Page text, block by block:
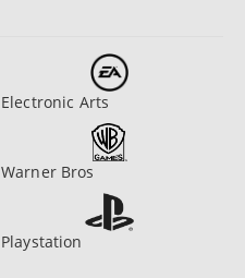
Electronic Arts
Warner Bros
Playstation